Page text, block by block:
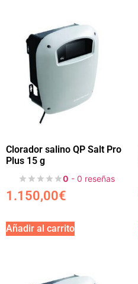
Clorador salino QP Salt Pro
Plus 15 g
0 - 0 reseñas
1.150,00€
Añadir al carrito